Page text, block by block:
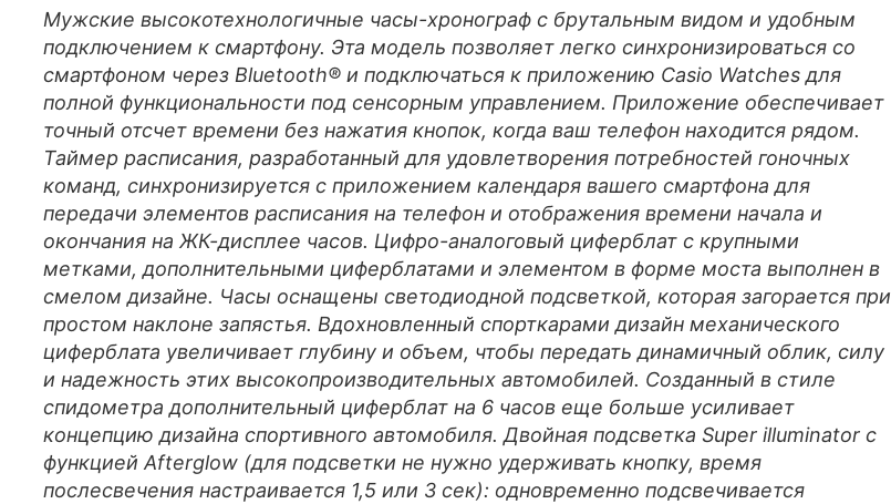
Мужские высокотехнологичные часы-хронограф с брутальным видом и удобным
подключением к смартфону. Эта модель позволяет легко синхронизироваться со
смартфоном через Bluetooth® и подключаться к приложению Casio Watches для
полной функциональности под сенсорным управлением. Приложение обеспечивает
точный отсчет времени без нажатия кнопок, когда ваш телефон находится рядом.
Таймер расписания, разработанный для удовлетворения потребностей гоночных
команд, синхронизируется с приложением календаря вашего смартфона для
передачи элементов расписания на телефон и отображения времени начала и
окончания на ЖК-дисплее часов. Цифро-аналоговый циферблат с крупными
метками, дополнительными циферблатами и элементом в форме моста выполнен в
смелом дизайне. Часы оснащены светодиодной подсветкой, которая загорается при
простом наклоне запястья. Вдохновленный спорткарами дизайн механического
циферблата увеличивает глубину и объем, чтобы передать динамичный облик, силу
и надежность этих высокопроизводительных автомобилей. Созданный в стиле
спидометра дополнительный циферблат на 6 часов еще больше усиливает
концепцию дизайна спортивного автомобиля. Двойная подсветка Super illuminator с
функцией Afterglow (для подсветки не нужно удерживать кнопку, время
послесвечения настраивается 1,5 или 3 сек): одновременно подсвечивается